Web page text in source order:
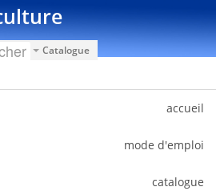
Catalogue
accueil
mode d'emploi
catalogue